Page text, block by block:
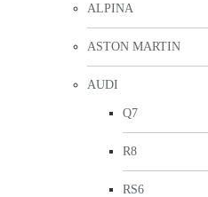
ALPINA
ASTON MARTIN
AUDI
Q7
R8
RS6